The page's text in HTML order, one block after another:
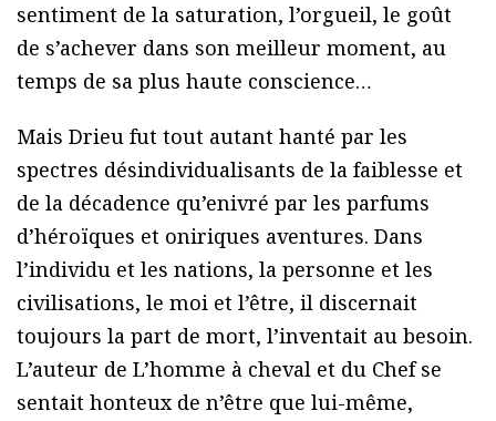
sentiment de la saturation, l’orgueil, le goût
de s’achever dans son meilleur moment, au
temps de sa plus haute conscience…
Mais Drieu fut tout autant hanté par les
spectres désindividualisants de la faiblesse et
de la décadence qu’enivré par les parfums
d’héroïques et oniriques aventures. Dans
l’individu et les nations, la personne et les
civilisations, le moi et l’être, il discernait
toujours la part de mort, l’inventait au besoin.
L’auteur de L’homme à cheval et du Chef se
sentait honteux de n’être que lui-même,